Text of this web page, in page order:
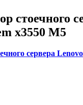
стоечного
x3550 M5
сервера